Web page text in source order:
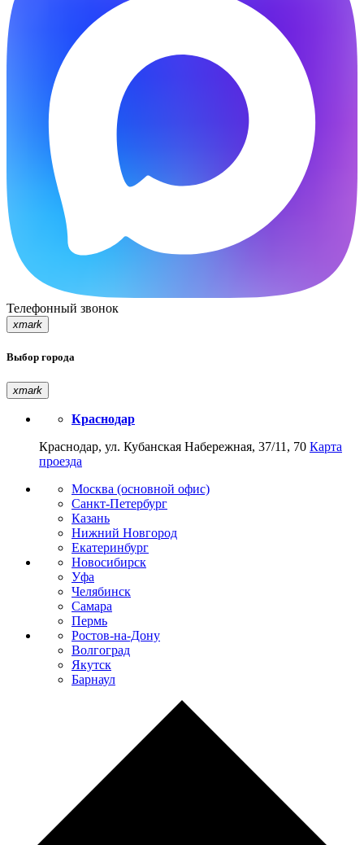
Телефонный звонок
xmark
Выбор города
xmark
Краснодар
Краснодар, ул. Кубанская Набережная, 37/11, 70 Карта
проезда
Москва (основной офис)
Санкт-Петербург
Казань
Нижний Новгород
Екатеринбург
Новосибирск
Уфа
Челябинск
Самара
Пермь
Ростов-на-Дону
Волгоград
Якутск
Барнаул